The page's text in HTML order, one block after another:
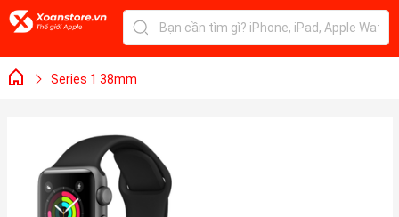
Series 1 38mm